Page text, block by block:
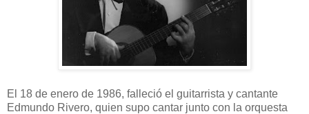
El 18 de enero de 1986, falleció el guitarrista y cantante
Edmundo Rivero, quien supo cantar junto con la orquesta